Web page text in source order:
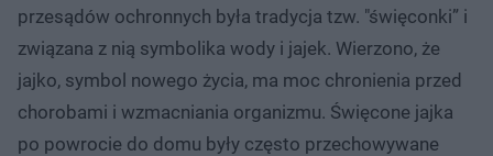
przesądów ochronnych była tradycja tzw. "święconki” i
związana z nią symbolika wody i jajek. Wierzono, że
jajko, symbol nowego życia, ma moc chronienia przed
chorobami i wzmacniania organizmu. Święcone jajka
po powrocie do domu były często przechowywane